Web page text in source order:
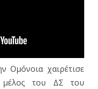
Ομόνοια χαιρέτισε
μέλος του ΔΣ του